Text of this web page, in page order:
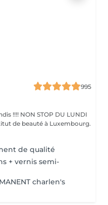
995
!!!! NON STOP DU LUNDI
de qualité
+ vernis semi-
charlen's